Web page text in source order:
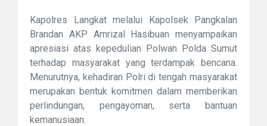
Kapolres Langkat melalui Kapolsek Pangkalan
Brandan AKP Amrizal Hasibuan menyampaikan
apresiasi atas kepedulian Polwan Polda Sumut
terhadap masyarakat yang terdampak bencana.
Menurutnya, kehadiran Polri di tengah masyarakat
merupakan bentuk komitmen dalam memberikan
perlindungan, pengayoman, serta bantuan
kemanusiaan.